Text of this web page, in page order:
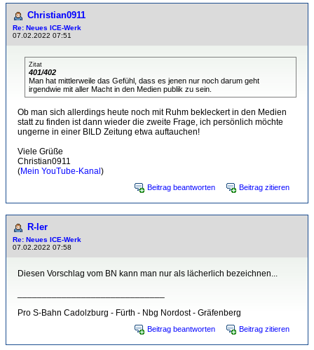
Christian0911
Re: Neues ICE-Werk
07.02.2022 07:51
Zitat
401/402
Man hat mittlerweile das Gefühl, dass es jenen nur noch darum geht
irgendwie mit aller Macht in den Medien publik zu sein.
Ob man sich allerdings heute noch mit Ruhm bekleckert in den Medien
statt zu finden ist dann wieder die zweite Frage, ich persönlich möchte
ungerne in einer BILD Zeitung etwa auftauchen!
Viele Grüße
Christian0911
(Mein YouTube-Kanal )
Beitrag beantworten Beitrag zitieren
R-ler
Re: Neues ICE-Werk
07.02.2022 07:58
Diesen Vorschlag vom BN kann man nur als lächerlich bezeichnen...
Pro S-Bahn Cadolzburg - Fürth - Nbg Nordost - Gräfenberg
Beitrag beantworten Beitrag zitieren